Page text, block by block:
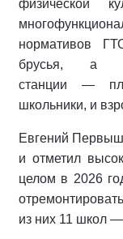
физической
нормативов
брусья, а
станции —
школьники, и
Евгений
и отметил
целом в 2026
из них 11 школ